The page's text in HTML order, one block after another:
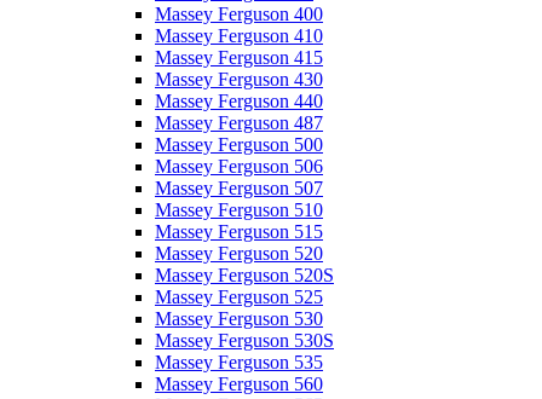
Massey Ferguson 400
Massey Ferguson 410
Massey Ferguson 415
Massey Ferguson 430
Massey Ferguson 440
Massey Ferguson 487
Massey Ferguson 500
Massey Ferguson 506
Massey Ferguson 507
Massey Ferguson 510
Massey Ferguson 515
Massey Ferguson 520
Massey Ferguson 520S
Massey Ferguson 525
Massey Ferguson 530
Massey Ferguson 530S
Massey Ferguson 535
Massey Ferguson 560